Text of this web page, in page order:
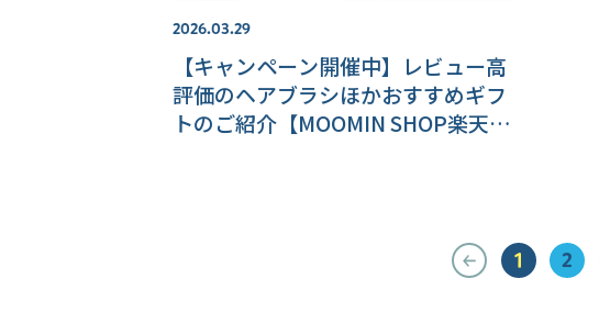
2026.03.29
【キャンペーン開催中】レビュー高
評価のヘアブラシほかおすすめギフ
トのご紹介【MOOMIN SHOP楽天市
1 2